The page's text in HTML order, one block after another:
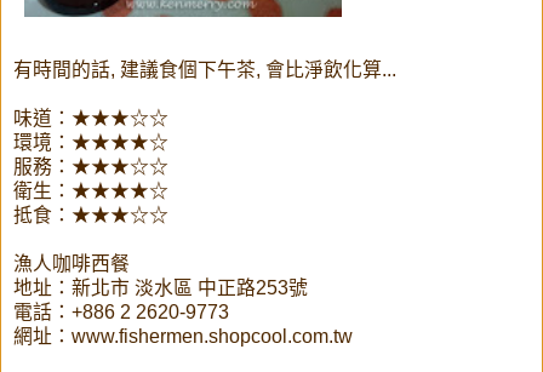
有時間的話, 建議食個下午茶, 會比淨飲化算...
味道：★★★☆☆
環境：★★★★☆
服務：★★★☆☆
衛生：★★★★☆
抵食：★★★☆☆
漁人咖啡西餐
地址：新北市 淡水區 中正路253號
電話：+886 2 2620-9773
網址：www.fishermen.shopcool.com.tw